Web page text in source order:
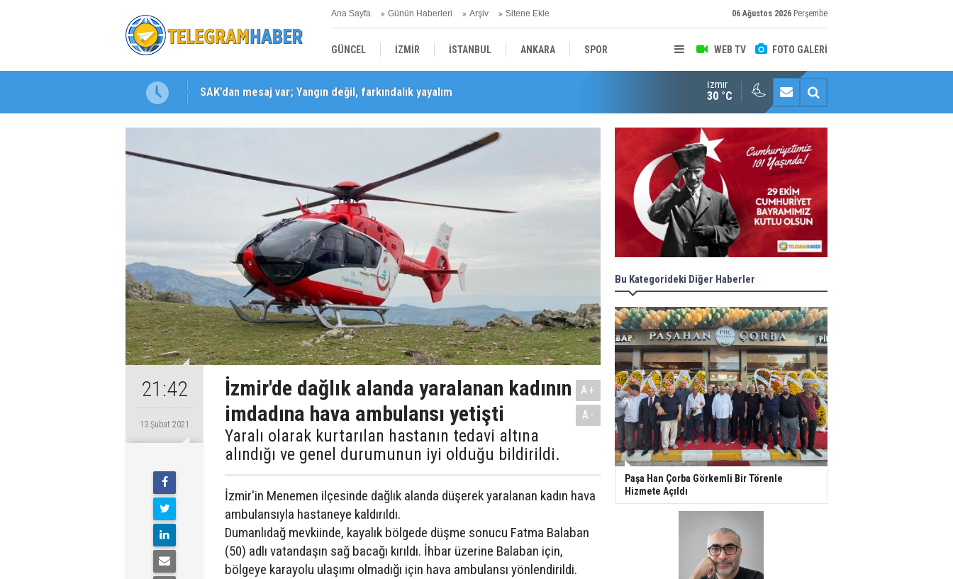
Ana Sayfa Günün Haberleri Arşiv Sitene Ekle 06 Ağustos 2026 Perşembe
WEB TV FOTO GALERİ
GÜNCEL İZMİR İSTANBUL ANKARA SPOR
YEREL SAĞLIK
SAK’dan mesaj var; Yangın değil, farkındalık yayalım
Karabağlar ‘da Gazeteci Barış Selçuk saygıyla anıldı Konaklı kadınların okuma azmi örnek oldu
İzmir
30 °C
21:42
13 Şubat 2021
İzmir'de dağlık alanda yaralanan kadının
imdadına hava ambulansı yetişti
Yaralı olarak kurtarılan hastanın tedavi altına
alındığı ve genel durumunun iyi olduğu bildirildi.
A+
A-
İzmir'in Menemen ilçesinde dağlık alanda düşerek yaralanan kadın hava
ambulansıyla hastaneye kaldırıldı.
Dumanlıdağ mevkiinde, kayalık bölgede düşme sonucu Fatma Balaban
(50) adlı vatandaşın sağ bacağı kırıldı. İhbar üzerine Balaban için,
bölgeye karayolu ulaşımı olmadığı için hava ambulansı yönlendirildi.
Bu Kategorideki Diğer Haberler
Paşa Han Çorba Görkemli Bir Törenle
Hizmete Açıldı